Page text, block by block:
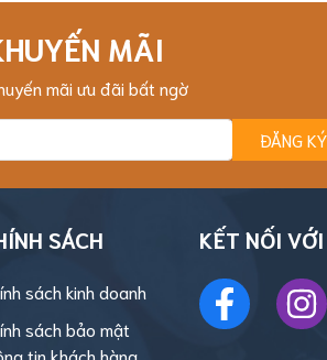
MÃI
mãi ưu đãi bất ngờ
ĐĂNG KÝ
SÁCH
sách kinh doanh
sách bảo mật
tin khách hàng
KẾT NỐI